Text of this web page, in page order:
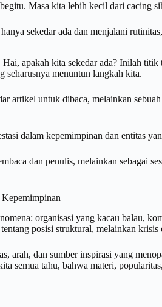
Masa kita lebih kecil dari cacing
sekedar ada dan menjalani
apakah kita sekedar ada? Inilah
seharusnya menuntun langkah kita.
artikel untuk dibaca, melainkan
dalam kepemimpinan dan entitas
dan penulis, melainkan sebagai
organisasi yang kacau balau,
posisi struktural, melainkan
arah, dan sumber inspirasi yang
semua tahu, bahwa materi,